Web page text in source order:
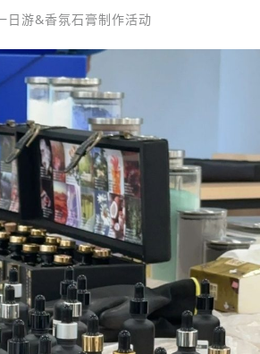
日游&香氛石膏制作活动